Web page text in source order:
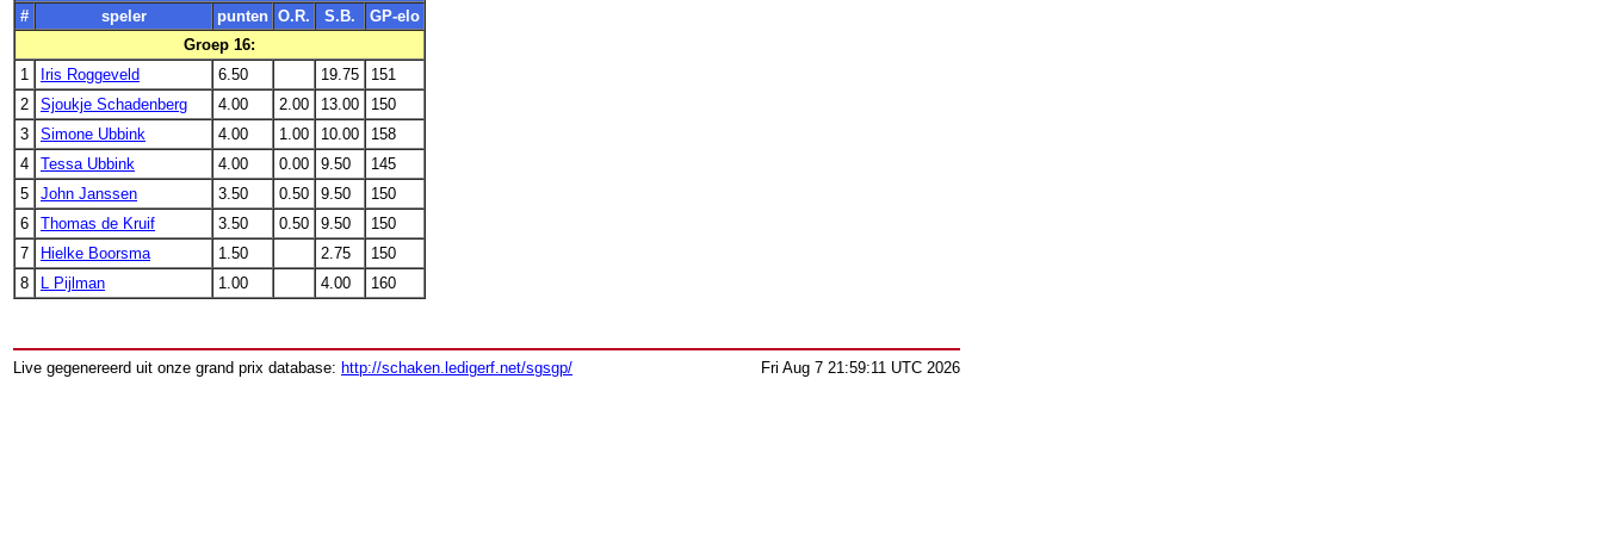
#
speler punten O.R. S.B.
GP-elo
Groep 16:
1
Iris Roggeveld 6.50 19.75
151
2
Sjoukje Schadenberg 4.00 2.00 13.00
150
3
Simone Ubbink 4.00 1.00 10.00
158
4
Tessa Ubbink 4.00 0.00 9.50
145
5
John Janssen 3.50 0.50 9.50
150
6
Thomas de Kruif 3.50 0.50 9.50
150
7
Hielke Boorsma 1.50 2.75
150
8
L Pijlman 1.00 4.00 160
Live gegenereerd uit onze grand prix database: http://schaken.ledigerf.net/sgsgp/ Fri Aug 7 21:59:11 UTC 2026